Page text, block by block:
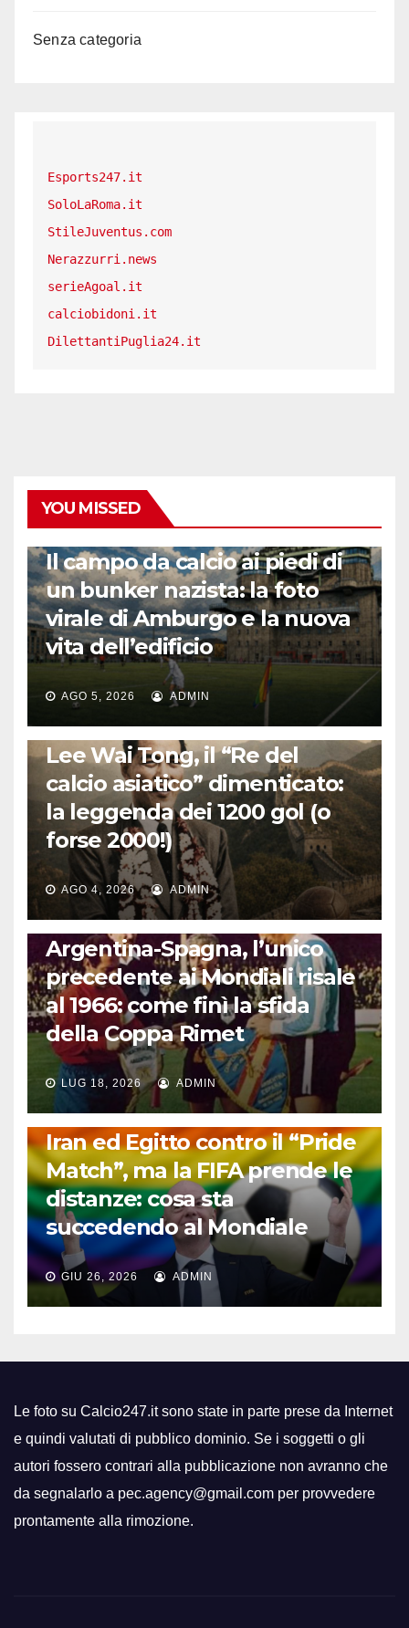
Senza categoria
Esports247.it
SoloLaRoma.it
StileJuventus.com
Nerazzurri.news
serieAgoal.it
calciobidoni.it
DilettantiPuglia24.it
YOU MISSED
Il campo da calcio ai piedi di
un bunker nazista: la foto
virale di Amburgo e la nuova
vita dell’edificio
AGO 5, 2026 ADMIN
LA STORIA DEL CALCIO
Lee Wai Tong, il “Re del
calcio asiatico” dimenticato:
la leggenda dei 1200 gol (o
forse 2000!)
AGO 4, 2026 ADMIN
CALCIO INTERNAZIONALE
Argentina-Spagna, l’unico
precedente ai Mondiali risale
al 1966: come finì la sfida
della Coppa Rimet
LUG 18, 2026 ADMIN
FUORI DAL CAMPO: CALCIO, GOSSIP E NON SOLO
Iran ed Egitto contro il “Pride
Match”, ma la FIFA prende le
distanze: cosa sta
succedendo al Mondiale
GIU 26, 2026 ADMIN
Le foto su Calcio247.it sono state in parte prese da Internet
e quindi valutati di pubblico dominio. Se i soggetti o gli
autori fossero contrari alla pubblicazione non avranno che
da segnalarlo a pec.agency@gmail.com per provvedere
prontamente alla rimozione.